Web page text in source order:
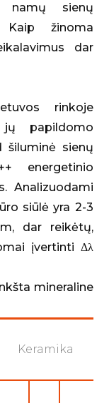
namų sienų
žinoma
dar
rinkoje
papildomo
šiluminė sienų
energetinio
Analizuodami
siūlė yra 2-3
dar reikėtų,
įvertinti Δλ
mineraline
Keramika